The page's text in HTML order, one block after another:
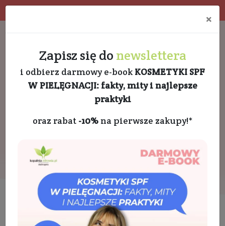
×
Zapisz się do newslettera
i odbierz darmowy e-book KOSMETYKI SPF
W PIELĘGNACJI: fakty, mity i najlepsze
praktyki
oraz rabat -10%na pierwsze zakupy!*